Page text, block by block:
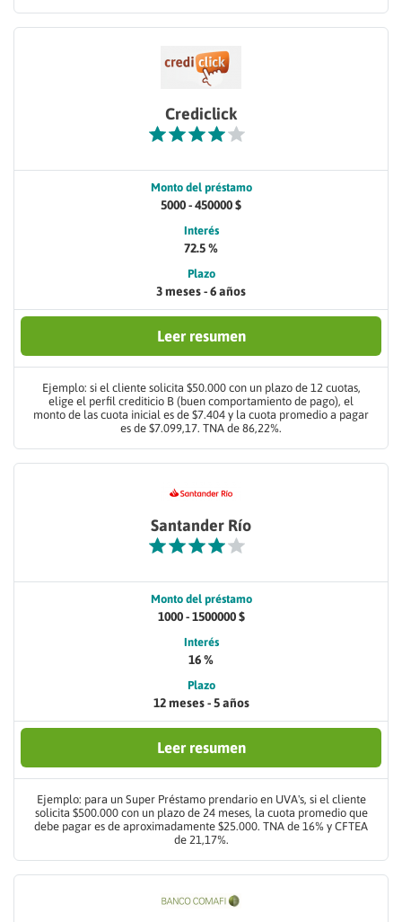
Crediclick
Monto del préstamo
5000 - 450000 $
Interés
72.5 %
Plazo
3 meses - 6 años
Leer resumen
Ejemplo: si el cliente solicita $50.000 con un plazo de 12 cuotas,
elige el perfil crediticio B (buen comportamiento de pago), el
monto de las cuota inicial es de $7.404 y la cuota promedio a pagar
es de $7.099,17. TNA de 86,22%.
Santander Río
Monto del préstamo
1000 - 1500000 $
Interés
16 %
Plazo
12 meses - 5 años
Leer resumen
Ejemplo: para un Super Préstamo prendario en UVA's, si el cliente
solicita $500.000 con un plazo de 24 meses, la cuota promedio que
debe pagar es de aproximadamente $25.000. TNA de 16% y CFTEA
de 21,17%.